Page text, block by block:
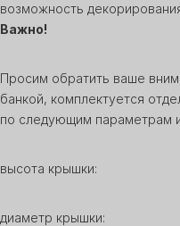
возможность
Важно!
Просим обратить ваше
банкой, комплектуется
по следующим параметрам и
высота крышки:
диаметр крышки: